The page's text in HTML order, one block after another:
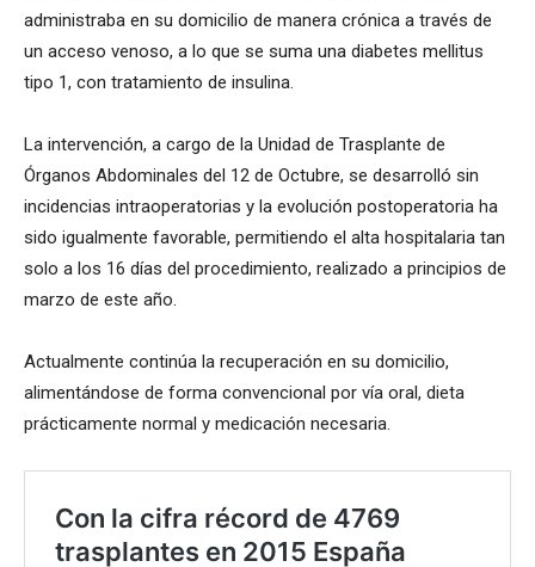
administraba en su domicilio de manera crónica a través de
un acceso venoso, a lo que se suma una diabetes mellitus
tipo 1, con tratamiento de insulina.
La intervención, a cargo de la Unidad de Trasplante de
Órganos Abdominales del 12 de Octubre, se desarrolló sin
incidencias intraoperatorias y la evolución postoperatoria ha
sido igualmente favorable, permitiendo el alta hospitalaria tan
solo a los 16 días del procedimiento, realizado a principios de
marzo de este año.
Actualmente continúa la recuperación en su domicilio,
alimentándose de forma convencional por vía oral, dieta
prácticamente normal y medicación necesaria.